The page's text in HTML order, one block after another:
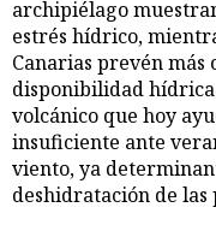
archipiélago
estrés hídrico,
Canarias prevén más
disponibilidad hídrica
volcánico que hoy
insuficiente ante
viento, ya
deshidratación de las